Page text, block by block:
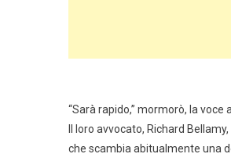
“Sarà rapido,” mormorò, la
Il loro avvocato, Richard
che scambia abitualmente una